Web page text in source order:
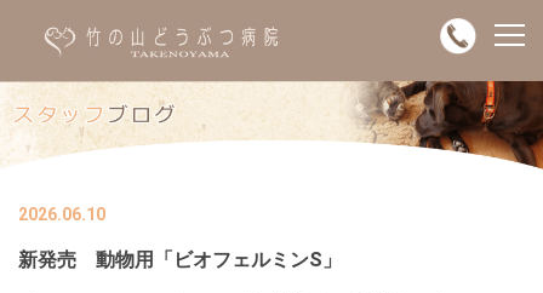
2026.06.10
新発売 動物用「ビオフェルミンS」